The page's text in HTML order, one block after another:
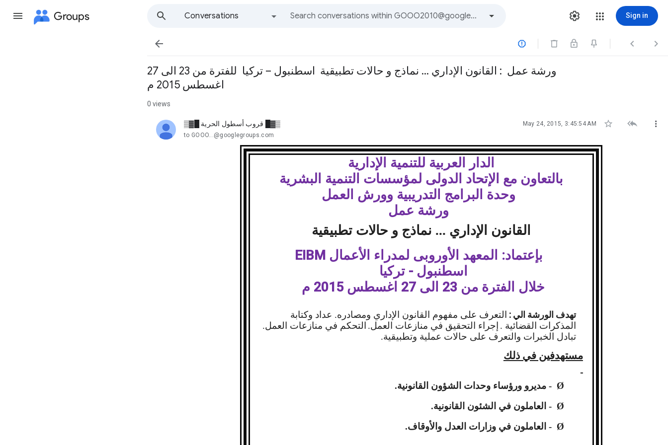
Groups
Conversations
Sign in
   
ورشة عمل : القانون الإداري ... نماذج و حالات تطبيقية اسطنبول – تركيا للفترة من 23 الى 27
اغسطس 2015 م
0 views
▒▓█ قروب أسطول الحرية █▓▒
unread, May 24, 2015, 3:45:54 AM   
to GOOO...@googlegroups.com
الدار العربية للتنمية الإدارية
بالتعاون مع الإتحاد الدولى لمؤسسات التنمية البشرية
وحدة البرامج التدريبية وورش العمل
ورشة عمل
القانون الإداري ... نماذج و حالات تطبيقية
بإعتماد: المعهد الأوروبى لمدراء الأعمالEIBM
اسطنبول - تركيا
خلال الفترة من 23 الى 27 اغسطس 2015 م
تهدف الورشة الي : التعرف على مفهوم القانون الإداري ومصادره. عداد وكتابة
المذكرات القضائية . إجراء التحقيق في منازعات العمل. التحكم في منازعات العمل.
تبادل الخبرات والتعرف على حالات عملية وتطبيقية.
مستهدفين في ذلك
Ø - مديرو ورؤساء وحدات الشؤون القانونية.
Ø - العاملون في الشئون القانونية.
Ø - العاملون في وزارات العدل والأوقاف.